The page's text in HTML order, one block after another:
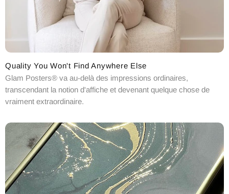
Quality You Won't Find Anywhere Else
Glam Posters® va au-delà des impressions ordinaires,
transcendant la notion d'affiche et devenant quelque chose de
vraiment extraordinaire.